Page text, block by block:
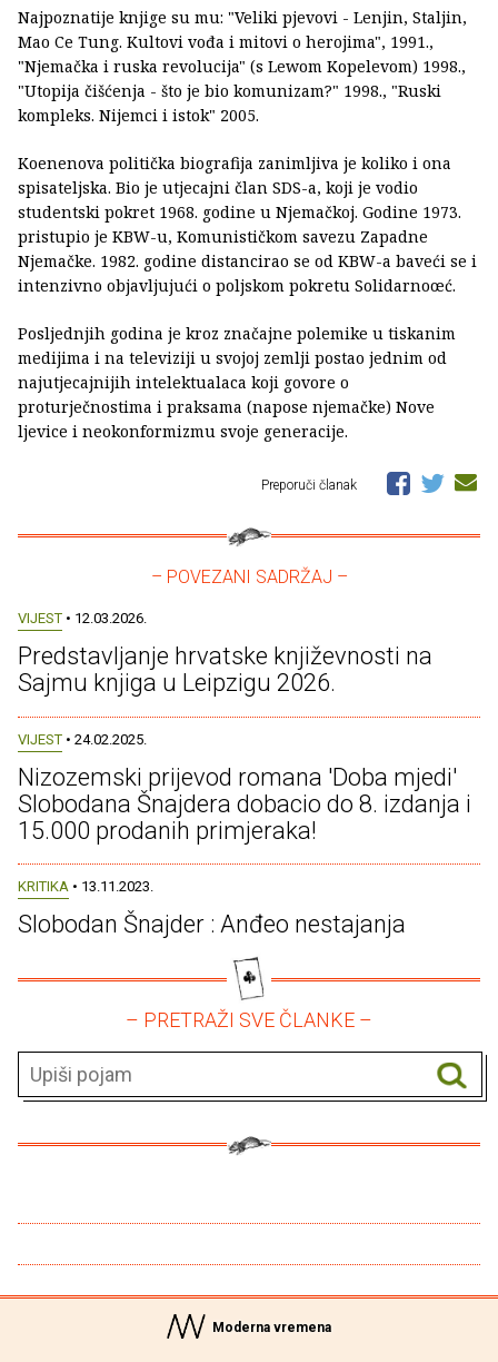
Najpoznatije knjige su mu: "Veliki pjevovi - Lenjin, Staljin,
Mao Ce Tung. Kultovi vođa i mitovi o herojima", 1991.,
"Njemačka i ruska revolucija" (s Lewom Kopelevom) 1998.,
"Utopija čišćenja - što je bio komunizam?" 1998., "Ruski
kompleks. Nijemci i istok" 2005.
Koenenova politička biografija zanimljiva je koliko i ona
spisateljska. Bio je utjecajni član SDS-a, koji je vodio
studentski pokret 1968. godine u Njemačkoj. Godine 1973.
pristupio je KBW-u, Komunističkom savezu Zapadne
Njemačke. 1982. godine distancirao se od KBW-a baveći se i
intenzivno objavljujući o poljskom pokretu Solidarnoœć.
Posljednjih godina je kroz značajne polemike u tiskanim
medijima i na televiziji u svojoj zemlji postao jednim od
najutjecajnijih intelektualaca koji govore o
proturječnostima i praksama (napose njemačke) Nove
ljevice i neokonformizmu svoje generacije.
Preporuči članak
– POVEZANI SADRŽAJ –
VIJEST • 12.03.2026.
Predstavljanje hrvatske književnosti na
Sajmu knjiga u Leipzigu 2026.
VIJEST • 24.02.2025.
Nizozemski prijevod romana 'Doba mjedi'
Slobodana Šnajdera dobacio do 8. izdanja i
15.000 prodanih primjeraka!
KRITIKA • 13.11.2023.
Slobodan Šnajder : Anđeo nestajanja
– PRETRAŽI SVE ČLANKE –
Moderna vremena